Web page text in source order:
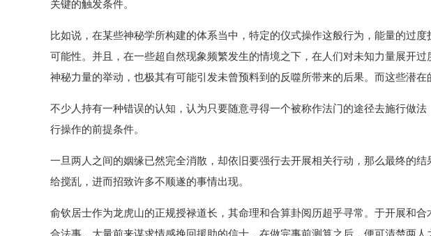
关键的触发条件。
比如说，在某些神秘学所构建的体系当中，特定的仪式操作这般行为，能量的过
可能性。并且，在一些超自然现象频繁发生的情境之下，在人们对未知力量展开
神秘力量的举动，也极其有可能引发未曾预料到的反噬所带来的后果。而这些潜
不少人持有一种错误的认知，认为只要随意寻得一个被称作法门的途径去施行做
行操作的前提条件。
一旦两人之间的姻缘已然完全消散，却依旧要强行去开展相关行动，那么最终的
给搅乱，进而招致许多不顺遂的事情出现。
俞钦居士作为龙虎山的正规授禄道长，其命理和合算卦阅历超乎寻常。于开展和